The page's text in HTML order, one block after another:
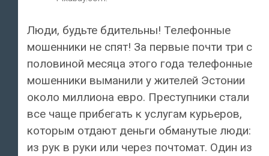
Люди, будьте бдительны! Телефонные
мошенники не спят! За первые почти три с
половиной месяца этого года телефонные
мошенники выманили у жителей Эстонии
около миллиона евро. Преступники стали
все чаще прибегать к услугам курьеров,
которым отдают деньги обманутые люди:
из рук в руки или через почтомат. Один из